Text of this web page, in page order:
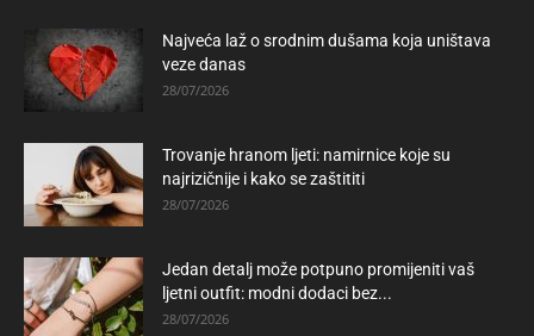
Najveća laž o srodnim dušama koja uništava
veze danas
28/07/2026
Trovanje hranom ljeti: namirnice koje su
najrizičnije i kako se zaštititi
28/07/2026
Jedan detalj može potpuno promijeniti vaš
ljetni outfit: modni dodaci bez...
28/07/2026